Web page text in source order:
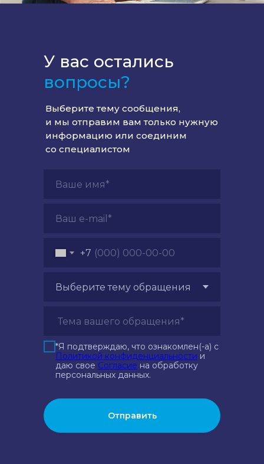
У вас остались
вопросы?
Выберите тему сообщения,
и мы отправим вам только нужную
информацию или соединим
со специалистом
+7
*Я подтверждаю, что ознакомлен(-а) с
Политикой конфиденциальности и
даю свое Cогласие на обработку
персональных данных.
Отправить